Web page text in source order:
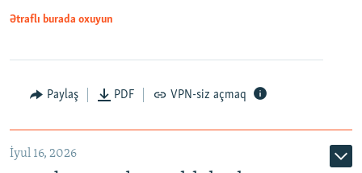
Ətraflı burada oxuyun
Paylaş PDF VPN-siz açmaq
İyul 16, 2026